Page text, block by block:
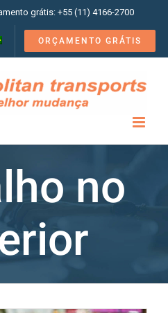
grátis: +55 (11) 4166-2700
ORÇAMENTO GRÁTIS
no